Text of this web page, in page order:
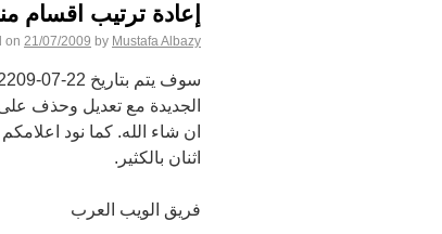
إعادة ترتيب اقسام
on 21/07/2009 by Mustafa Albazy
الجديدة مع تعديل وحذف
ان شاء الله. كما نود
اثنان بالكثير.
فريق الويب العرب